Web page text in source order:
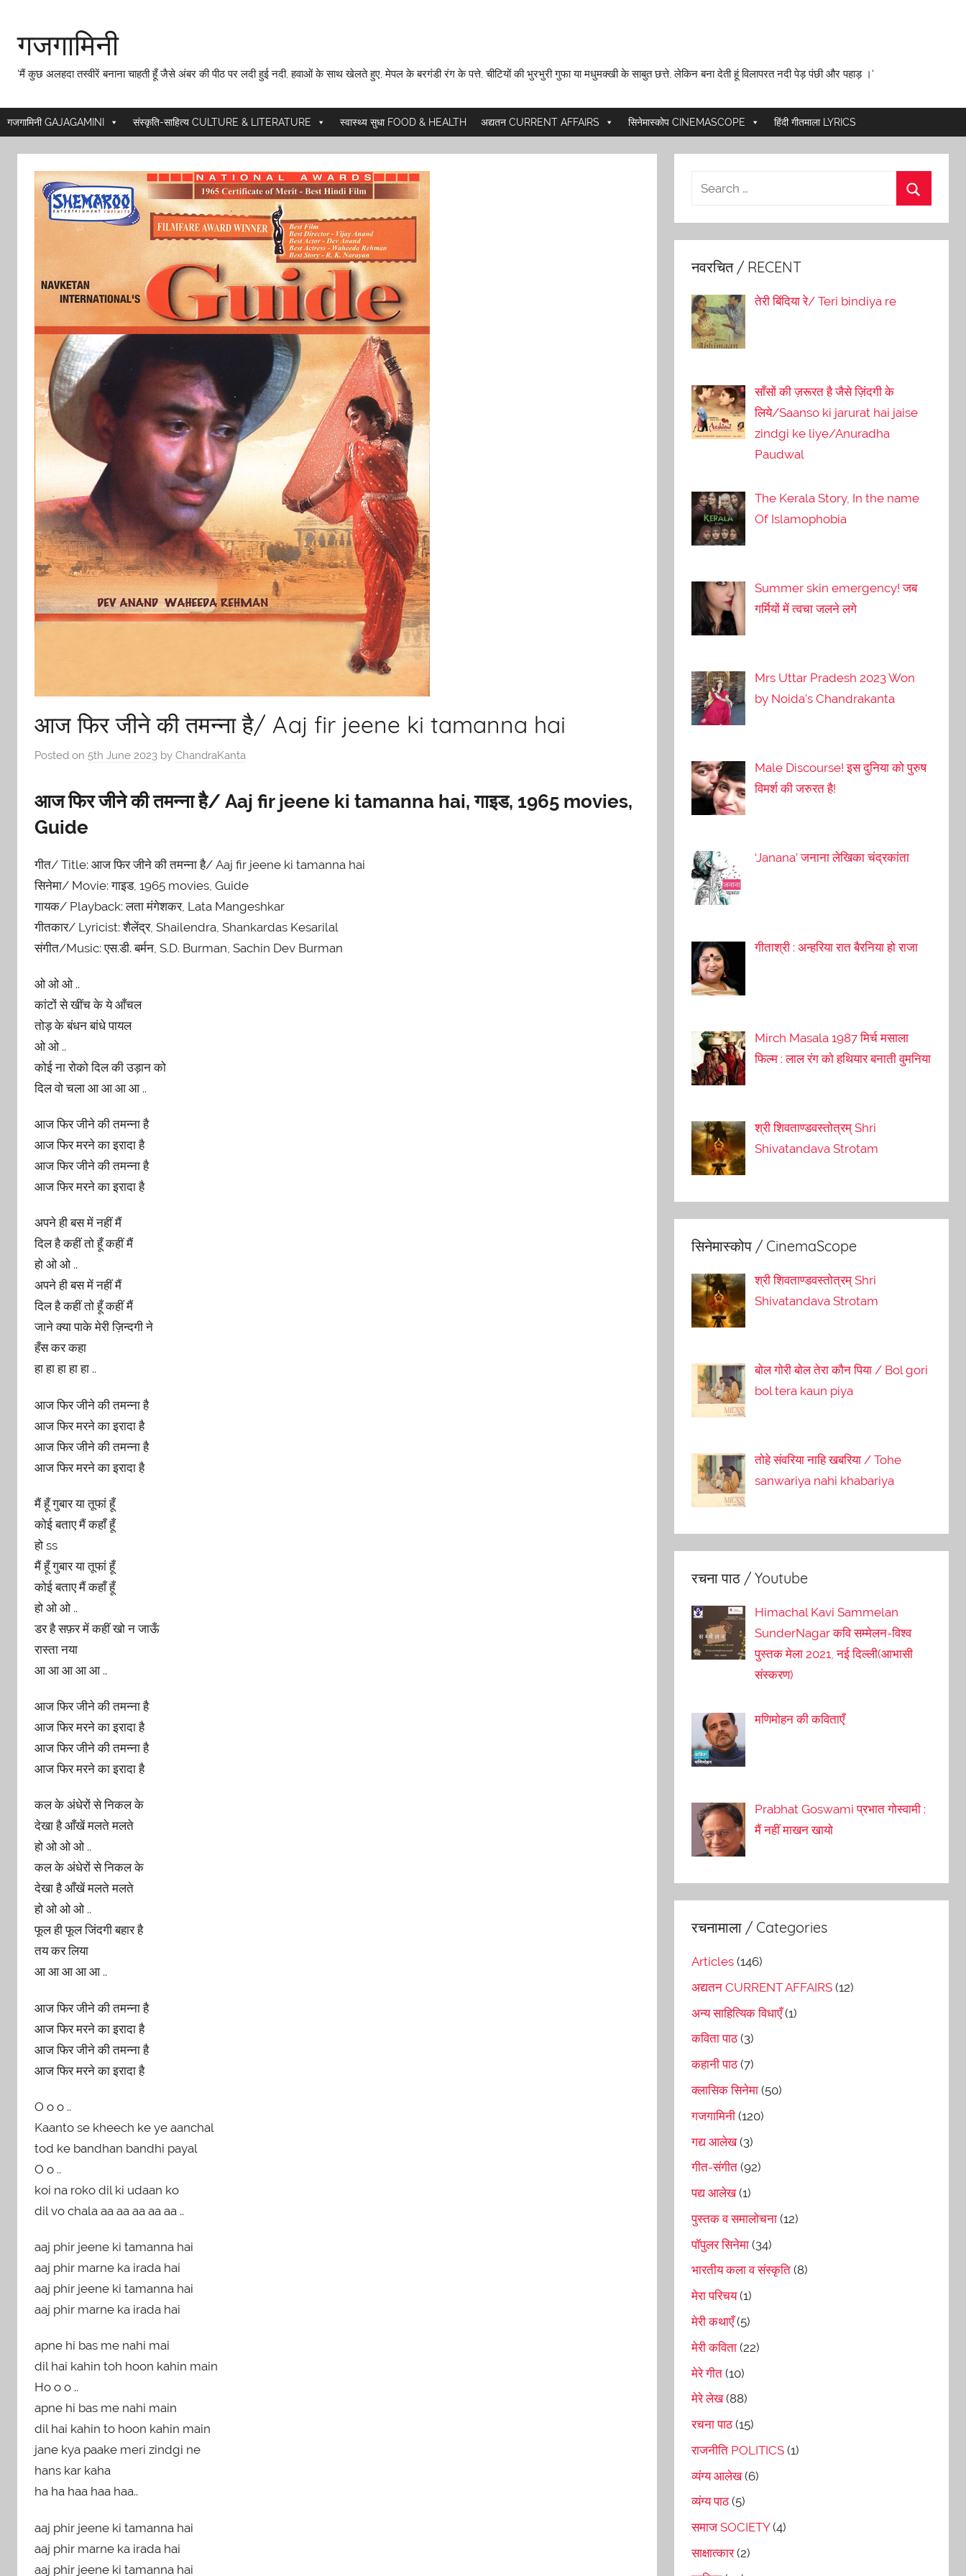
content
गजगामिनी
'मैं कुछ अलहदा तस्वीरें बनाना चाहती हूँ जैसे अंबर की पीठ पर लदी हुई नदी, हवाओं के साथ खेलते हुए, मेपल के बरगंडी रंग के पत्ते, चीटियों की भुरभुरी गुफा या मधुमक्खी के साबुत छत्ते, लेकिन बना देती हूं विलापरत नदी पेड़ पंछी और पहाड़ ।'
गजगामिनी GAJAGAMINI संस्कृति-साहित्य CULTURE & LITERATURE स्वास्थ्य सुधा FOOD & HEALTH अद्यतन CURRENT AFFAIRS सिनेमास्कोप CINEMASCOPE हिंदी गीतमाला LYRICS
आज फिर जीने की तमन्ना है/ Aaj fir jeene ki tamanna hai
Posted on 5th June 2023 by ChandraKanta
आज फिर जीने की तमन्ना है/ Aaj fir jeene ki tamanna hai, गाइड, 1965 movies,
Guide
गीत/ Title: आज फिर जीने की तमन्ना है/ Aaj fir jeene ki tamanna hai
सिनेमा/ Movie: गाइड, 1965 movies, Guide
गायक/ Playback: लता मंगेशकर, Lata Mangeshkar
गीतकार/ Lyricist: शैलेंद्र, Shailendra, Shankardas Kesarilal
संगीत/Music: एस.डी. बर्मन, S.D. Burman, Sachin Dev Burman
ओ ओ ओ ..
कांटों से खींच के ये आँचल
तोड़ के बंधन बांधे पायल
ओ ओ ..
कोई ना रोको दिल की उड़ान को
दिल वो चला आ आ आ आ ..
आज फिर जीने की तमन्ना है
आज फिर मरने का इरादा है
आज फिर जीने की तमन्ना है
आज फिर मरने का इरादा है
अपने ही बस में नहीं मैं
दिल है कहीं तो हूँ कहीं मैं
हो ओ ओ ..
अपने ही बस में नहीं मैं
दिल है कहीं तो हूँ कहीं मैं
जाने क्या पाके मेरी ज़िन्दगी ने
हँस कर कहा
हा हा हा हा हा ..
आज फिर जीने की तमन्ना है
आज फिर मरने का इरादा है
आज फिर जीने की तमन्ना है
आज फिर मरने का इरादा है
मैं हूँ गुबार या तूफां हूँ
कोई बताए मैं कहाँ हूँ
हो ss
मैं हूँ गुबार या तूफां हूँ
कोई बताए मैं कहाँ हूँ
हो ओ ओ ..
डर है सफ़र में कहीं खो न जाऊँ
रास्ता नया
आ आ आ आ आ ..
आज फिर जीने की तमन्ना है
आज फिर मरने का इरादा है
आज फिर जीने की तमन्ना है
आज फिर मरने का इरादा है
कल के अंधेरों से निकल के
देखा है आँखें मलते मलते
हो ओ ओ ओ ..
कल के अंधेरों से निकल के
देखा है आँखें मलते मलते
हो ओ ओ ओ ..
फूल ही फूल जिंदगी बहार है
तय कर लिया
आ आ आ आ आ ..
आज फिर जीने की तमन्ना है
आज फिर मरने का इरादा है
आज फिर जीने की तमन्ना है
आज फिर मरने का इरादा है
O o o ..
Kaanto se kheech ke ye aanchal
tod ke bandhan bandhi payal
O o ..
koi na roko dil ki udaan ko
dil vo chala aa aa aa aa aa ..
aaj phir jeene ki tamanna hai
aaj phir marne ka irada hai
aaj phir jeene ki tamanna hai
aaj phir marne ka irada hai
apne hi bas me nahi mai
dil hai kahin toh hoon kahin main
Ho o o ..
apne hi bas me nahi main
dil hai kahin to hoon kahin main
jane kya paake meri zindgi ne
hans kar kaha
ha ha haa haa haa..
aaj phir jeene ki tamanna hai
aaj phir marne ka irada hai
aaj phir jeene ki tamanna hai
नवरचित / RECENT
तेरी बिंदिया रे/ Teri bindiya re
साँसों की ज़रूरत है जैसे ज़िंदगी के
लिये/Saanso ki jarurat hai jaise
zindgi ke liye/Anuradha
Paudwal
The Kerala Story, In the name
Of Islamophobia
Summer skin emergency! जब
गर्मियों में त्वचा जलने लगे
Mrs Uttar Pradesh 2023 Won
by Noida’s Chandrakanta
Male Discourse! इस दुनिया को पुरुष
विमर्श की जरुरत है!
‘Janana’ जनाना लेखिका चंद्रकांता
गीताश्री : अन्हरिया रात बैरनिया हो राजा
Mirch Masala 1987 मिर्च मसाला
फिल्म : लाल रंग को हथियार बनाती वुमनिया
श्री शिवताण्डवस्तोत्रम् Shri
Shivatandava Strotam
सिनेमास्कोप / CinemaScope
श्री शिवताण्डवस्तोत्रम् Shri
Shivatandava Strotam
बोल गोरी बोल तेरा कौन पिया / Bol gori
bol tera kaun piya
तोहे संवरिया नाहि खबरिया / Tohe
sanwariya nahi khabariya
रचना पाठ / Youtube
Himachal Kavi Sammelan
SunderNagar कवि सम्मेलन-विश्व
पुस्तक मेला 2021, नई दिल्ली(आभासी
संस्करण)
मणिमोहन की कविताएँ
Prabhat Goswami प्रभात गोस्वामी :
मैं नहीं माखन खायो
रचनामाला / Categories
Articles (146)
अद्यतन CURRENT AFFAIRS (12)
अन्य साहित्यिक विधाएँ(1)
कविता पाठ(3)
कहानी पाठ(7)
क्लासिक सिनेमा (50)
गजगामिनी (120)
गद्य आलेख(3)
गीत-संगीत (92)
पद्य आलेख(1)
पुस्तक व समालोचना (12)
पॉपुलर सिनेमा (34)
भारतीय कला व संस्कृति (8)
मेरा परिचय(1)
मेरी कथाएँ(5)
मेरी कविता (22)
मेरे गीत (10)
मेरे लेख(88)
रचना पाठ(15)
राजनीति POLITICS (1)
व्यंग्य आलेख(6)
व्यंग्य पाठ(5)
समाज SOCIETY(4)
साक्षात्कार(2)